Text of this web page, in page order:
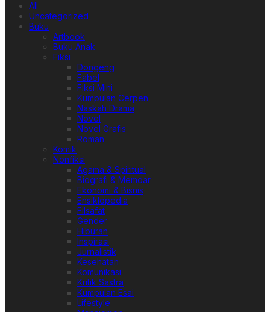
All
Uncategorized
Buku
Artbook
Buku Anak
Fiksi
Dongeng
Fabel
Fiksi Mini
Kumpulan Cerpen
Naskah Drama
Novel
Novel Grafis
Roman
Komik
Nonfiksi
Agama & Spiritual
Biografi & Memoar
Ekonomi & Bisnis
Ensiklopedia
Filsafat
Gender
Hiburan
Inspirasi
Jurnalistik
Kesehatan
Komunikasi
Kritik Sastra
Kumpulan Esai
Lifestyle